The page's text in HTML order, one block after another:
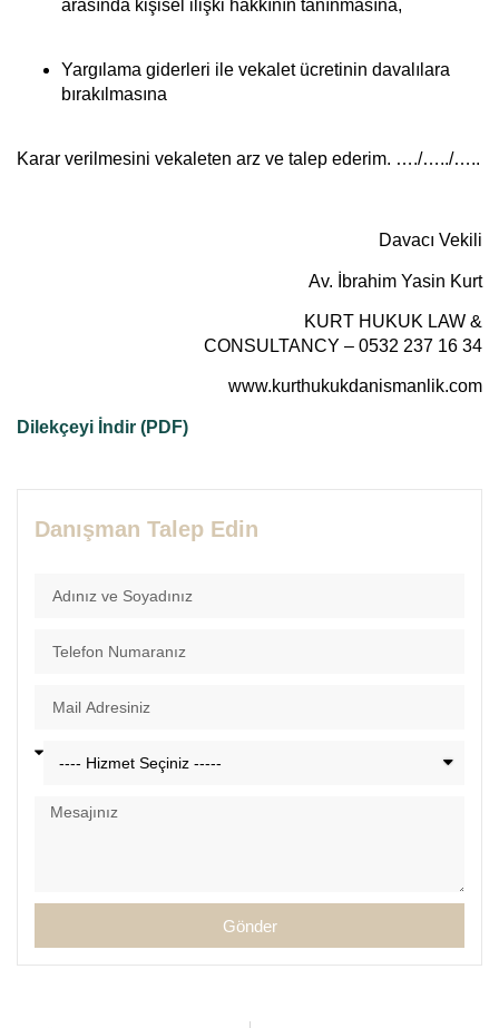
arasında kişisel ilişki hakkının tanınmasına,
Yargılama giderleri ile vekalet ücretinin davalılara
bırakılmasına
Karar verilmesini vekaleten arz ve talep ederim. …./…../…..
Davacı Vekili
Av. İbrahim Yasin Kurt
KURT HUKUK LAW &
CONSULTANCY – 0532 237 16 34
www.kurthukukdanismanlik.com
Dilekçeyi İndir (PDF)
Danışman Talep Edin
Gönder